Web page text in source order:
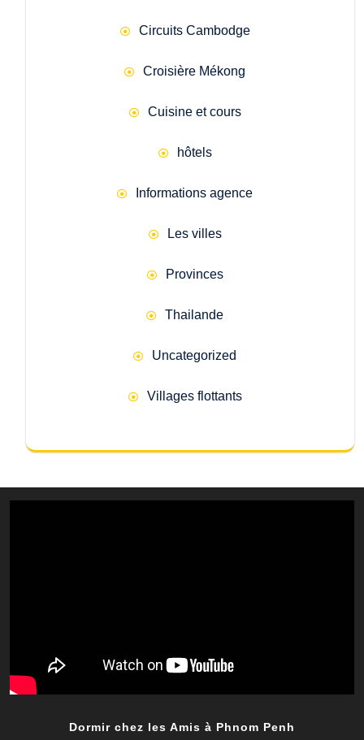
Circuits Cambodge
Croisière Mékong
Cuisine et cours
hôtels
Informations agence
Les villes
Provinces
Thailande
Uncategorized
Villages flottants
Dormir chez les Amis à Phnom Penh